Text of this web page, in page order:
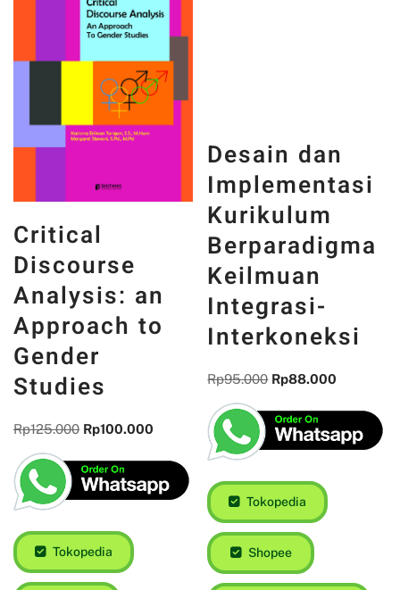
Critical
Discourse
Analysis: an
Approach to
Gender
Studies
Rp125.000 Rp100.000
Tokopedia
Desain dan
Implementasi
Kurikulum
Berparadigma
Keilmuan
Integrasi-
Interkoneksi
Rp95.000 Rp88.000
Tokopedia
Shopee